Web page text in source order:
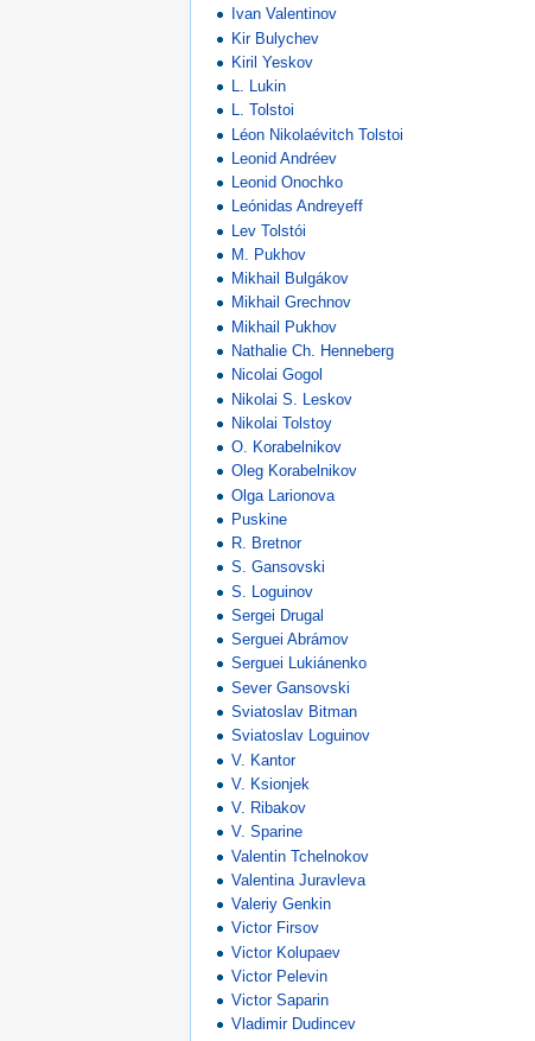
Ivan Valentinov
Kir Bulychev
Kiril Yeskov
L. Lukin
L. Tolstoi
Léon Nikolaévitch Tolstoi
Leonid Andréev
Leonid Onochko
Leónidas Andreyeff
Lev Tolstói
M. Pukhov
Mikhail Bulgákov
Mikhail Grechnov
Mikhail Pukhov
Nathalie Ch. Henneberg
Nicolai Gogol
Nikolai S. Leskov
Nikolai Tolstoy
O. Korabelnikov
Oleg Korabelnikov
Olga Larionova
Puskine
R. Bretnor
S. Gansovski
S. Loguinov
Sergei Drugal
Serguei Abrámov
Serguei Lukiánenko
Sever Gansovski
Sviatoslav Bitman
Sviatoslav Loguinov
V. Kantor
V. Ksionjek
V. Ribakov
V. Sparine
Valentin Tchelnokov
Valentina Juravleva
Valeriy Genkin
Victor Firsov
Victor Kolupaev
Victor Pelevin
Victor Saparin
Vladimir Dudincev